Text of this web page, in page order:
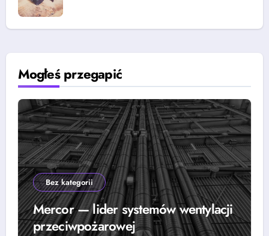
Mogłeś przegapić
Bez kategorii
Mercor — lider systemów wentylacji
przeciwpożarowej